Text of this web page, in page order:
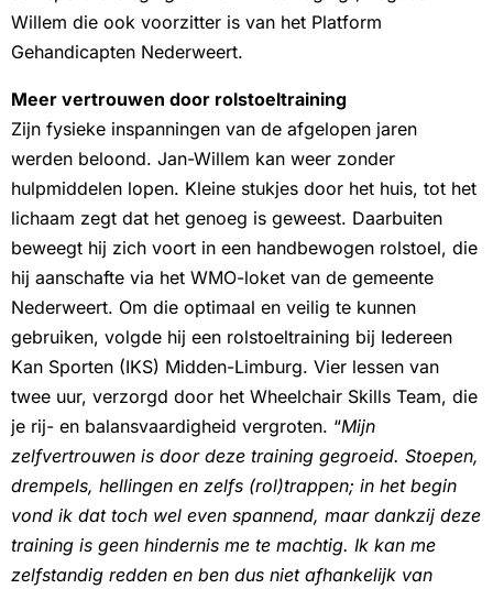
Willem die ook voorzitter is van het Platform
Gehandicapten Nederweert.
Meer vertrouwen door rolstoeltraining
Zijn fysieke inspanningen van de afgelopen jaren
werden beloond. Jan-Willem kan weer zonder
hulpmiddelen lopen. Kleine stukjes door het huis, tot het
lichaam zegt dat het genoeg is geweest. Daarbuiten
beweegt hij zich voort in een handbewogen rolstoel, die
hij aanschafte via het WMO-loket van de gemeente
Nederweert. Om die optimaal en veilig te kunnen
gebruiken, volgde hij een rolstoeltraining bij Iedereen
Kan Sporten (IKS) Midden-Limburg. Vier lessen van
twee uur, verzorgd door het Wheelchair Skills Team, die
je rij- en balansvaardigheid vergroten. “Mijn
zelfvertrouwen is door deze training gegroeid. Stoepen,
drempels, hellingen en zelfs (rol)trappen; in het begin
vond ik dat toch wel even spannend, maar dankzij deze
training is geen hindernis me te machtig. Ik kan me
zelfstandig redden en ben dus niet afhankelijk van